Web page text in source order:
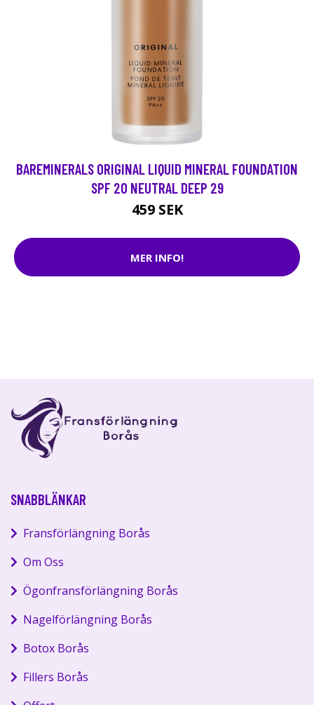
BAREMINERALS ORIGINAL LIQUID MINERAL FOUNDATION
SPF 20 NEUTRAL DEEP 29
459 SEK
MER INFO!
SNABBLÄNKAR
Fransförlängning Borås
Om Oss
Ögonfransförlängning Borås
Nagelförlängning Borås
Botox Borås
Fillers Borås